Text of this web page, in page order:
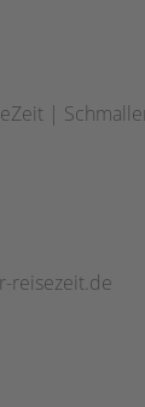
|
reisezeit.de